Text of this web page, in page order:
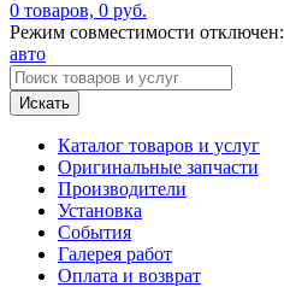
0 товаров, 0 руб.
Режим совместимости отключен:
авто
Искать
Каталог товаров и услуг
Оригинальные запчасти
Производители
Установка
События
Галерея работ
Оплата и возврат